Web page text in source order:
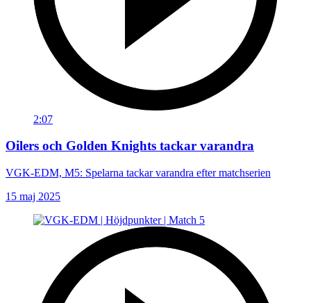
2:07
Oilers och Golden Knights tackar varandra
VGK-EDM, M5: Spelarna tackar varandra efter matchserien
15 maj 2025